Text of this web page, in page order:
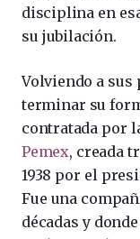
disciplina en
su jubilación.
Volviendo a sus
terminar su
contratada por
Pemex, creada
1938 por el
Fue una
décadas y